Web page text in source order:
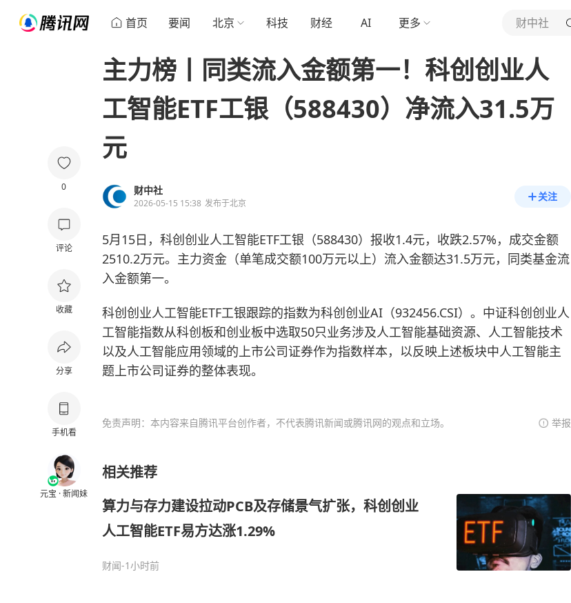
首页 要闻 北京 科技 财经 AI 更多 财中社
0
评论
收藏
分享
手机看
元宝 · 新闻妹
主力榜丨同类流入金额第一！科创创业人
工智能ETF工银（588430）净流入31.5万
元
财中社
2026-05-15 15:38 发布于北京
关注
5月15日，科创创业人工智能ETF工银（588430）报收1.4元，收跌2.57%，成交金额
2510.2万元。主力资金（单笔成交额100万元以上）流入金额达31.5万元，同类基金流
入金额第一。
科创创业人工智能ETF工银跟踪的指数为科创创业AI（932456.CSI）。中证科创创业人
工智能指数从科创板和创业板中选取50只业务涉及人工智能基础资源、人工智能技术
以及人工智能应用领域的上市公司证券作为指数样本，以反映上述板块中人工智能主
题上市公司证券的整体表现。
免责声明：本内容来自腾讯平台创作者，不代表腾讯新闻或腾讯网的观点和立场。 举报
相关推荐
算力与存力建设拉动PCB及存储景气扩张，科创创业
人工智能ETF易方达涨1.29%
财闻-1小时前